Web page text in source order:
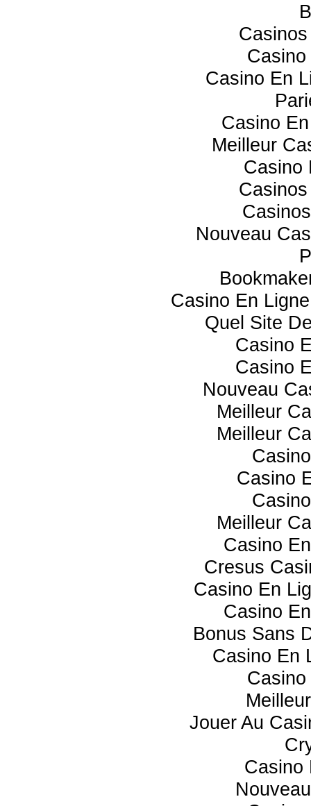
Casino En
Casino
Meilleur
Casino
Nouveau
Casino En
Quel Site
Casino
Casino
Nouveau
Meilleur
Meilleur
Casino
Meilleur
Casino
Cresus
Casino En
Casino
Bonus Sans
Casino En
Jouer Au
Casino